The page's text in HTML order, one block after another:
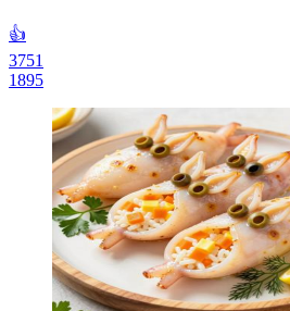
👍
3751
1895